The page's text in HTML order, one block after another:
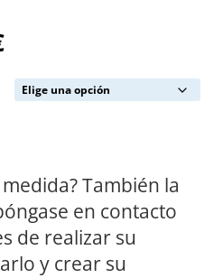
También la
en contacto
de realizar su
y crear su